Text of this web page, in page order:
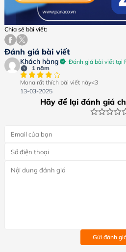
Chia sẻ bài viết:
Đánh giá bài viết
Khách hàng
Đánh giá bài viết tại
1 năm
Mona rất thích bài viết này<3
13-03-2025
Hãy để lại đánh giá
Gửi đánh